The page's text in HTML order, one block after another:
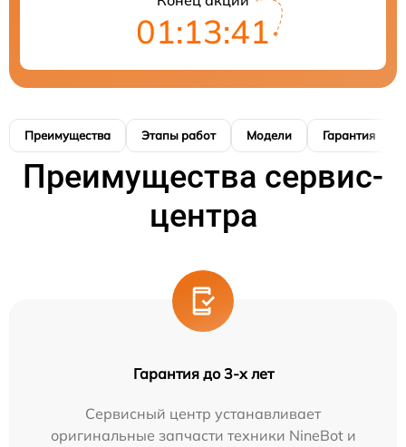
01:13:40
Преимущества Этапы работ Модели Гарантия
Преимущества сервис-
центра
Гарантия до 3-х лет
Сервисный центр устанавливает
оригинальные запчасти техники NineBot и